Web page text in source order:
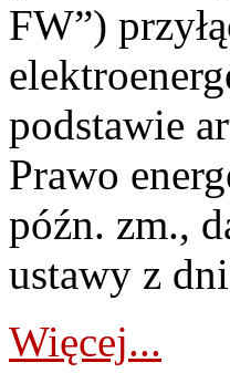
FW”)
podstawie
Prawo
późn. zm.,
ustawy z
Więcej...